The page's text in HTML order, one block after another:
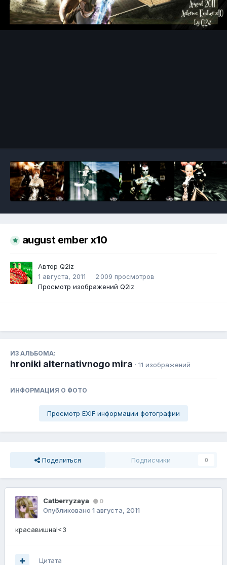
august ember x10
Автор Q2iz
1 августа, 2011
2 009 просмотров
Просмотр изображений Q2iz
ИЗ АЛЬБОМА:
hroniki alternativnogo mira · 11 изображений
ИНФОРМАЦИЯ О ФОТО
Просмотр EXIF информации фотографии
Поделиться Подписчики 0
Catberryzaya 0
Опубликовано 1 августа, 2011
красавишна!<3
Цитата